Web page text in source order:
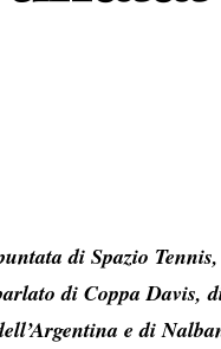
di Spazio
di Coppa Davis,
e di